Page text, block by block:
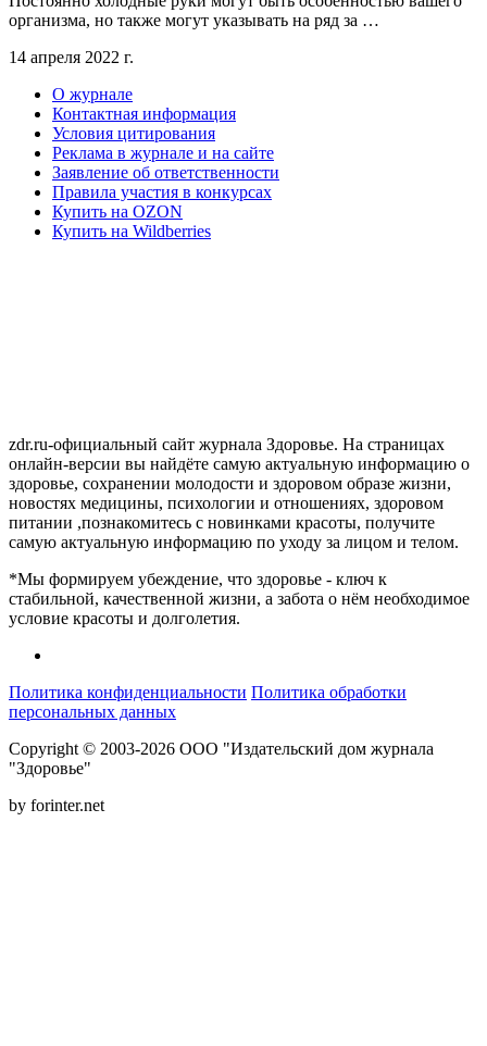
организма, но также могут указывать на ряд за …
14 апреля 2022 г.
О журнале
Контактная информация
Условия цитирования
Реклама в журнале и на сайте
Заявление об ответственности
Правила участия в конкурсах
Купить на OZON
Купить на Wildberries
zdr.ru-официальный сайт журнала Здоровье. На страницах
онлайн-версии вы найдёте самую актуальную информацию о
здоровье, сохранении молодости и здоровом образе жизни,
новостях медицины, психологии и отношениях, здоровом
питании ,познакомитесь с новинками красоты, получите
самую актуальную информацию по уходу за лицом и телом.
*Мы формируем убеждение, что здоровье - ключ к
стабильной, качественной жизни, а забота о нём необходимое
условие красоты и долголетия.
Политика конфиденциальности Политика обработки
персональных данных
Copyright © 2003-2026 ООО "Издательский дом журнала
"Здоровье"
by forinter.net